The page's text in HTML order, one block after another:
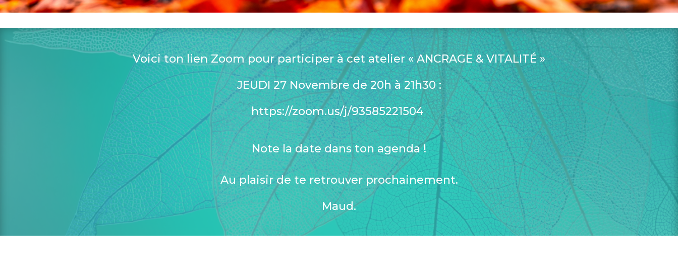
Voici ton lien Zoom pour participer à cet atelier « ANCRAGE & VITALITÉ »
JEUDI 27 Novembre de 20h à 21h30 :
https://zoom.us/j/93585221504
Note la date dans ton agenda !
Au plaisir de te retrouver prochainement.
Maud.